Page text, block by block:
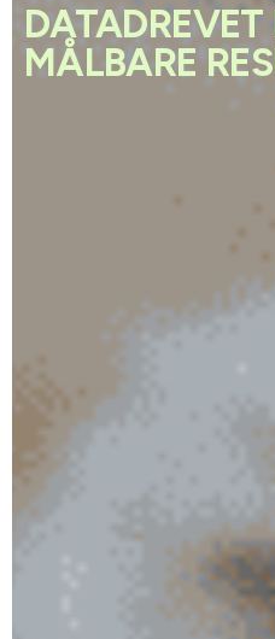
DATADREVET
MÅLBARE